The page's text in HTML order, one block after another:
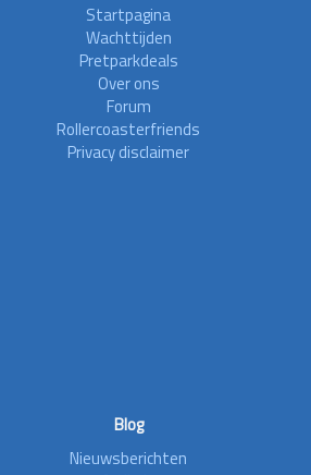
Startpagina
Wachttijden
Pretparkdeals
Over ons
Forum
Rollercoasterfriends
Privacy disclaimer
Blog
Nieuwsberichten